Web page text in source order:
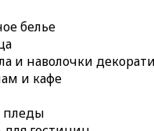
белье
и наволочки
и кафе
пледы